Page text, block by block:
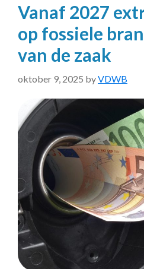
Vanaf 2027
op fossiele
van de zaak
oktober 9, 2025 byVDWB